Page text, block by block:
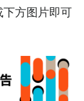
下方图片即可